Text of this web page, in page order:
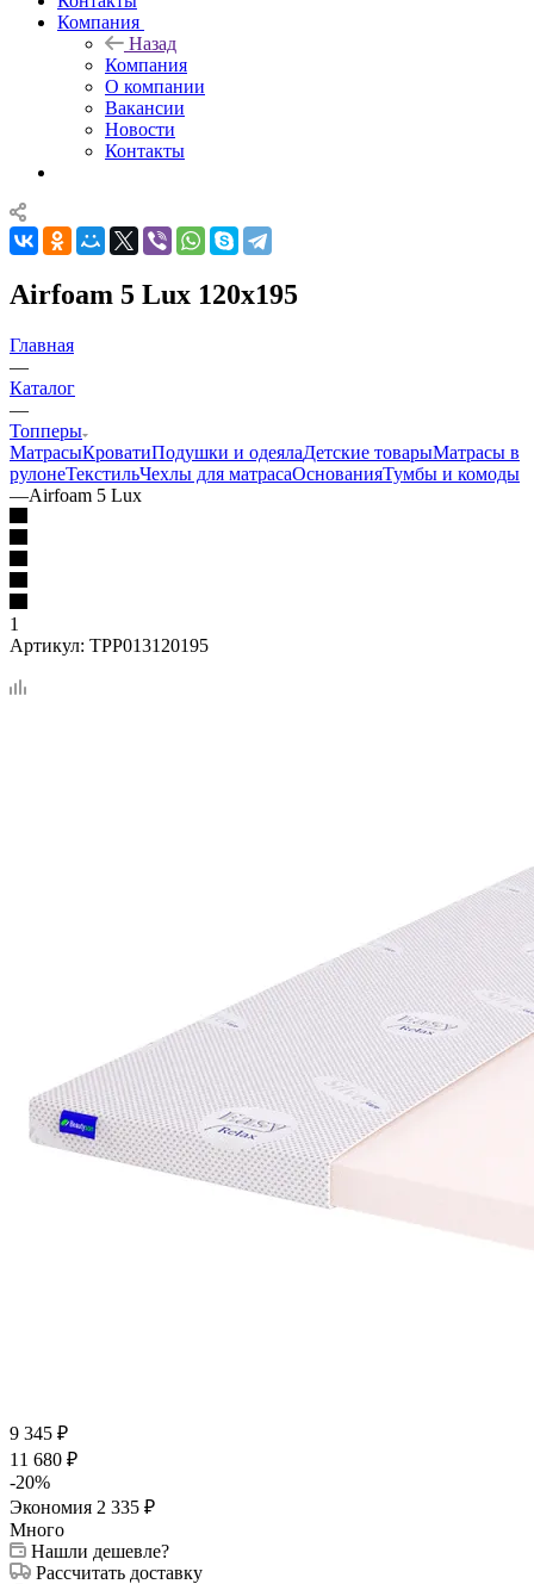
Компания
Назад
Компания
О компании
Вакансии
Новости
Контакты
Airfoam 5 Lux 120x195
Главная
—
Каталог
—
Топперы
МатрасыКроватиПодушки и одеялаДетские товарыМатрасы в
рулонеТекстильЧехлы для матрасаОснованияТумбы и комоды
—Airfoam 5 Lux
1
Артикул: TPP013120195
9 345 ₽
11 680 ₽
-20%
Экономия 2 335 ₽
Много
Нашли дешевле?
Рассчитать доставку